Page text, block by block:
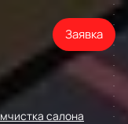
Заявка
салона